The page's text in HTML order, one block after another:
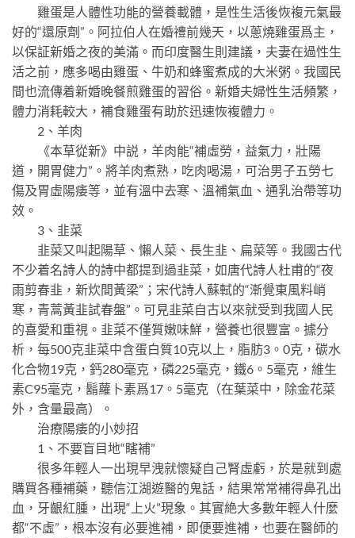
雞蛋是人體性功能的營養載體，是性生活後恢複元氣最
好的“還原劑”。阿拉伯人在婚禮前幾天，以蔥燒雞蛋爲主，
以保証新婚之夜的美滿。而印度醫生則建議，夫妻在過性生
活之前，應多喝由雞蛋、牛奶和蜂蜜煮成的大米粥。我國民
間也流傳着新婚晚餐煎雞蛋的習俗。新婚夫婦性生活頻繁，
體力消耗較大，補食雞蛋有助於迅速恢複體力。
2、羊肉
《本草從新》中説，羊肉能“補虛勞，益氣力，壯陽
道，開胃健力”。將羊肉煮熟，吃肉喝湯，可治男子五勞七
傷及胃虛陽痿等，並有溫中去寒、溫補氣血、通乳治帶等功
效。
3、韭菜
韭菜又叫起陽草、懶人菜、長生韭、扁菜等。我國古代
不少着名詩人的詩中都提到過韭菜，如唐代詩人杜甫的“夜
雨剪春韭，新炊間黃梁”；宋代詩人蘇軾的“漸覺東風料峭
寒，青蒿黃韭試春盤”。可見韭菜自古以來就受到我國人民
的喜愛和重視。韭菜不僅質嫩味鮮，營養也很豐富。據分
析，每500克韭菜中含蛋白質10克以上，脂肪3。0克，碳水
化合物19克，鈣280毫克，磷225毫克，鐵6。5毫克，維生
素C95毫克，鬍蘿卜素爲17。5毫克（在葉菜中，除金花菜
外，含量最高）。
治療陽痿的小妙招
1、不要盲目地“瞎補”
很多年輕人一出現早洩就懷疑自己腎虛虧，於是就到處
購買各種補藥，聽信江湖遊醫的鬼話，結果常常補得鼻孔出
血，牙齦紅腫，出現“上火”現象。其實絶大多數年輕人什麼
都“不虛”，根本沒有必要進補，即便要進補，也要在醫師的